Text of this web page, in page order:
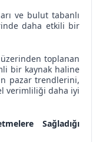
ve bulut tabanlı
daha etkili bir
toplanan
bir kaynak haline
pazar trendlerini,
verimliliği daha iyi
Sağladığı